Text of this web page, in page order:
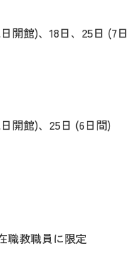
館)、18日、25日 (7日
館)、25日 (6日間)
職教職員に限定